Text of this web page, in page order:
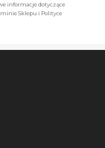
informacje dotyczące
Sklepu i Polityce